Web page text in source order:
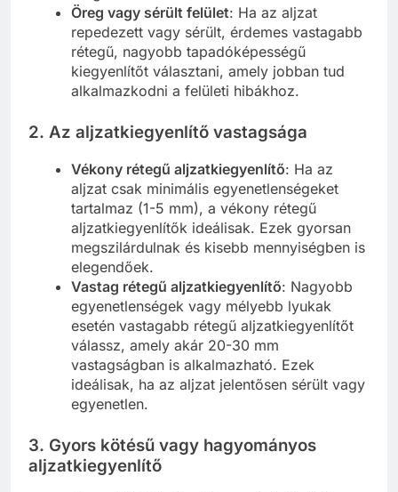
Öreg vagy sérült felület: Ha az aljzat
repedezett vagy sérült, érdemes vastagabb
rétegű, nagyobb tapadóképességű
kiegyenlítőt választani, amely jobban tud
alkalmazkodni a felületi hibákhoz.
2. Az aljzatkiegyenlítő vastagsága
Vékony rétegű aljzatkiegyenlítő: Ha az
aljzat csak minimális egyenetlenségeket
tartalmaz (1-5 mm), a vékony rétegű
aljzatkiegyenlítők ideálisak. Ezek gyorsan
megszilárdulnak és kisebb mennyiségben is
elegendőek.
Vastag rétegű aljzatkiegyenlítő: Nagyobb
egyenetlenségek vagy mélyebb lyukak
esetén vastagabb rétegű aljzatkiegyenlítőt
válassz, amely akár 20-30 mm
vastagságban is alkalmazható. Ezek
ideálisak, ha az aljzat jelentősen sérült vagy
egyenetlen.
3. Gyors kötésű vagy hagyományos
aljzatkiegyenlítő